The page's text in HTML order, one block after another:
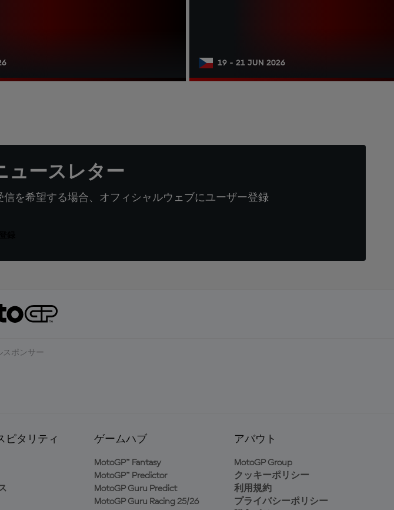
19 - 21 JUN 2026
ュースレター
を希望する場合、オフィシャルウェブにユーザー登録
スポンサー
ピタリティ ゲームハブ
MotoGP™ Fantasy
MotoGP™ Predictor
MotoGP Guru Predict
MotoGP Guru Racing 25/26
アバウト
MotoGP Group
クッキーポリシー
利用規約
プライバシーポリシー